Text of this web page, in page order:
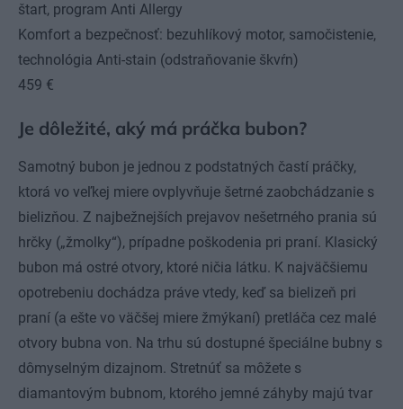
štart, program Anti Allergy
Komfort a bezpečnosť: bezuhlíkový motor, samočistenie,
technológia Anti-stain (odstraňovanie škvŕn)
459 €
Je dôležité, aký má práčka bubon?
Samotný bubon je jednou z podstatných častí práčky,
ktorá vo veľkej miere ovplyvňuje šetrné zaobchádzanie s
bielizňou. Z najbežnejších prejavov nešetrného prania sú
hrčky („žmolky“), prípadne poškodenia pri praní. Klasický
bubon má ostré otvory, ktoré ničia látku. K najväčšiemu
opotrebeniu dochádza práve vtedy, keď sa bielizeň pri
praní (a ešte vo väčšej miere žmýkaní) pretláča cez malé
otvory bubna von. Na trhu sú dostupné špeciálne bubny s
dômyselným dizajnom. Stretnúť sa môžete s
diamantovým bubnom, ktorého jemné záhyby majú tvar